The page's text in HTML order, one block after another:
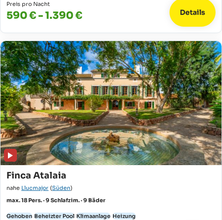
Preis pro Nacht
590 € - 1.390 € Details
Finca Atalaia
nahe Llucmajor (Süden)
max. 18 Pers. · 9 Schlafzim. · 9 Bäder
Gehoben Beheizter Pool Klimaanlage Heizung